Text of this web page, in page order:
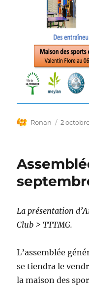
Auteur
Ronan
Publié
2
La présentation
Club > TTTMG.
L’assemblée
se tiendra le
la maison des